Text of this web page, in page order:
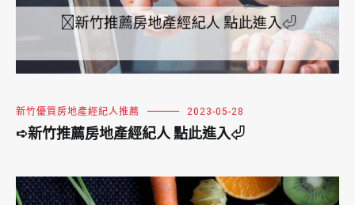
新竹優質房地產經紀人推薦 2023-05-28
➪新竹推薦房地產經紀人 點此進入⏎